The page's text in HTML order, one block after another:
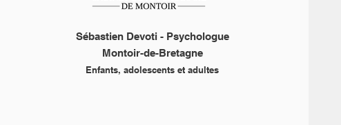
Sébastien Devoti - Psychologue
Montoir-de-Bretagne
Enfants, adolescents et adultes